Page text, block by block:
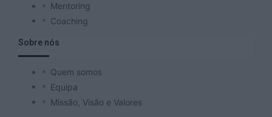
Mentoring
Coaching
Sobre nós
Quem somos
Equipa
Missão, Visão e Valores